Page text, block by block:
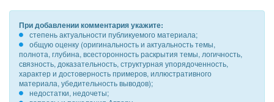
При добавлении комментария укажите:
степень актуальности публикуемого материала;
общую оценку (оригинальность и актуальность темы,
полнота, глубина, всесторонность раскрытия темы, логичность,
связность, доказательность, структурная упорядоченность,
характер и достоверность примеров, иллюстративного
материала, убедительность выводов);
недостатки, недочеты;